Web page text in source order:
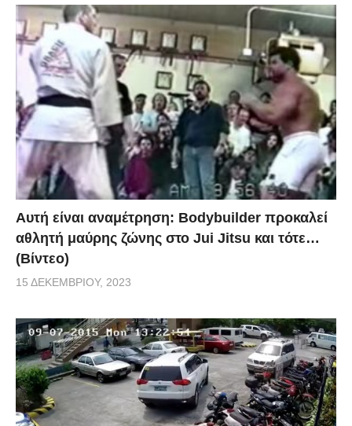
Αυτή είναι αναμέτρηση: Bodybuilder προκαλεί
αθλητή μαύρης ζώνης στο Jui Jitsu και τότε…
(Βίντεο)
15 ΔΕΚΕΜΒΡΊΟΥ, 2023